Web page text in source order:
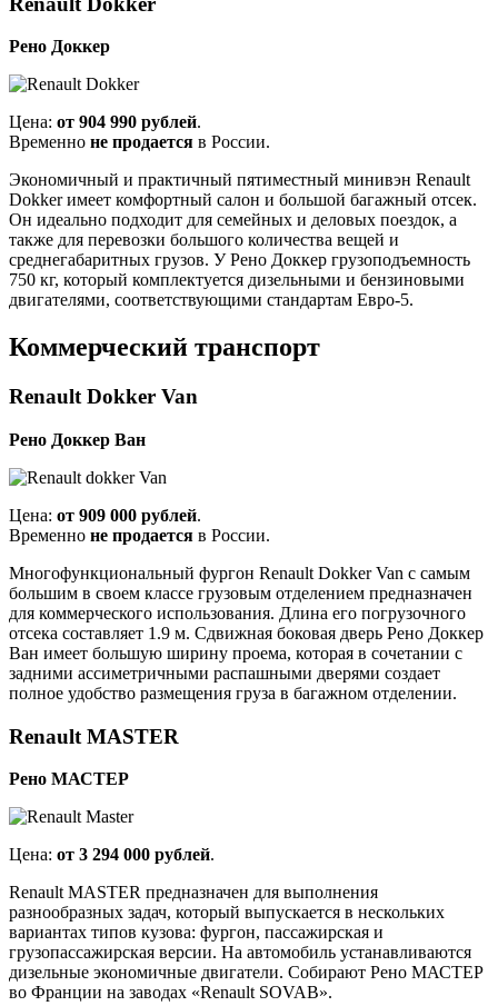
Рено Доккер
Цена: от 904 990 рублей.
Временно не продается в России.
Экономичный и практичный пятиместный минивэн Renault
Dokker имеет комфортный салон и большой багажный отсек.
Он идеально подходит для семейных и деловых поездок, а
также для перевозки большого количества вещей и
среднегабаритных грузов. У Рено Доккер грузоподъемность
750 кг, который комплектуется дизельными и бензиновыми
двигателями, соответствующими стандартам Евро-5.
Коммерческий транспорт
Renault Dokker Van
Рено Доккер Ван
Цена: от 909 000 рублей.
Временно не продается в России.
Многофункциональный фургон Renault Dokker Van с самым
большим в своем классе грузовым отделением предназначен
для коммерческого использования. Длина его погрузочного
отсека составляет 1.9 м. Сдвижная боковая дверь Рено Доккер
Ван имеет большую ширину проема, которая в сочетании с
задними ассиметричными распашными дверями создает
полное удобство размещения груза в багажном отделении.
Renault MASTER
Рено МАСТЕР
Цена: от 3 294 000 рублей.
Renault MASTER предназначен для выполнения
разнообразных задач, который выпускается в нескольких
вариантах типов кузова: фургон, пассажирская и
грузопассажирская версии. На автомобиль устанавливаются
дизельные экономичные двигатели. Собирают Рено МАСТЕР
во Франции на заводах «Renault SOVAB».